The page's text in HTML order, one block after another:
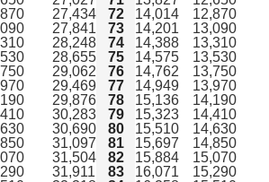
27,434 72 14,014 12,870
27,841 73 14,201 13,090
28,248 74 14,388 13,310
28,655 75 14,575 13,530
29,062 76 14,762 13,750
29,469 77 14,949 13,970
29,876 78 15,136 14,190
30,283 79 15,323 14,410
30,690 80 15,510 14,630
31,097 81 15,697 14,850
31,504 82 15,884 15,070
31,911 83 16,071 15,290